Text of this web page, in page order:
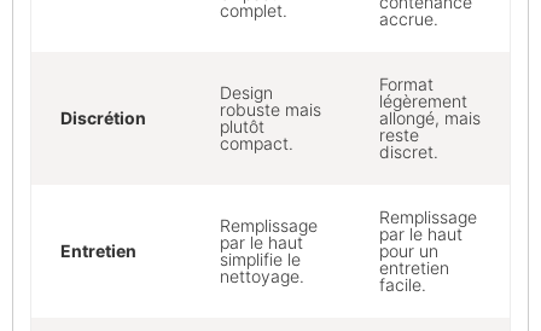
complet.
accrue.
Discrétion
Design
robuste mais
plutôt
compact.
Format
légèrement
allongé, mais
reste
discret.
Entretien
Remplissage
par le haut
simplifie le
nettoyage.
Remplissage
par le haut
pour un
entretien
facile.